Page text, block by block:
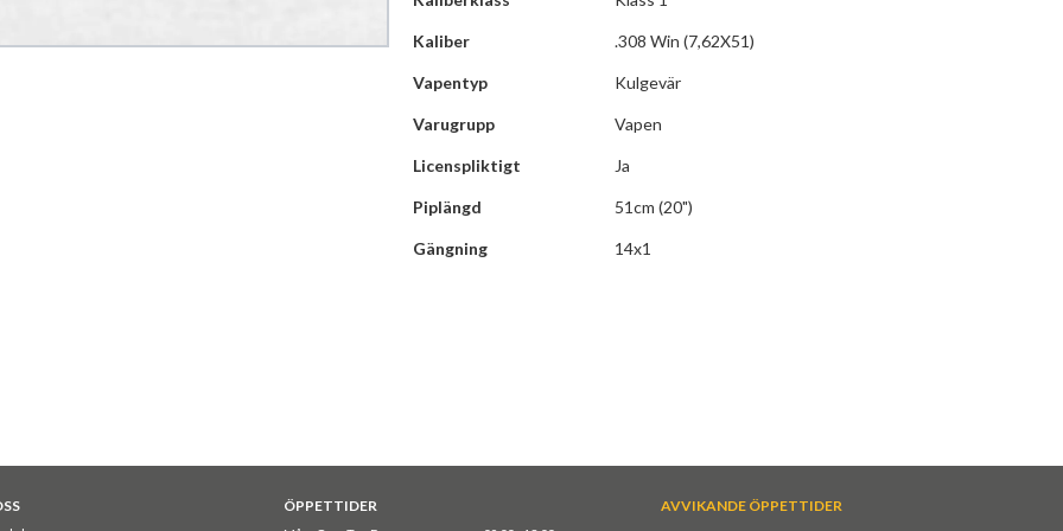
Kaliber .308 Win (7,62X51)
Vapentyp Kulgevär
Varugrupp Vapen
Licenspliktigt Ja
Piplängd 51cm (20")
Gängning 14x1
ÖPPETTIDER AVVIKANDE ÖPPETTIDER